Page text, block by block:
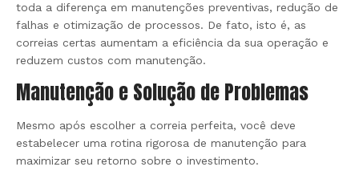
toda a diferença em manutenções preventivas, redução de
falhas e otimização de processos. De fato, isto é, as
correias certas aumentam a eficiência da sua operação e
reduzem custos com manutenção.
Manutenção e Solução de Problemas
Mesmo após escolher a correia perfeita, você deve
estabelecer uma rotina rigorosa de manutenção para
maximizar seu retorno sobre o investimento.